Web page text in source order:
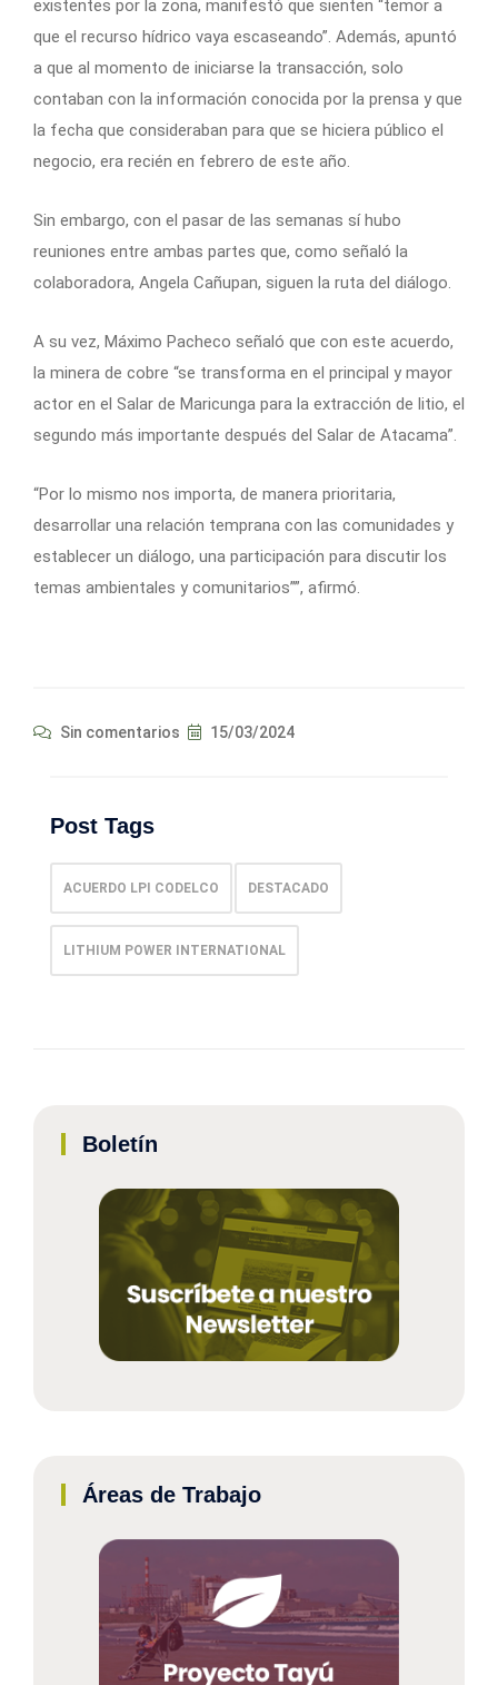
existentes por la zona, manifestó que sienten “temor a
que el recurso hídrico vaya escaseando”. Además, apuntó
a que al momento de iniciarse la transacción, solo
contaban con la información conocida por la prensa y que
la fecha que consideraban para que se hiciera público el
negocio, era recién en febrero de este año.
Sin embargo, con el pasar de las semanas sí hubo
reuniones entre ambas partes que, como señaló la
colaboradora, Angela Cañupan, siguen la ruta del diálogo.
A su vez, Máximo Pacheco señaló que con este acuerdo,
la minera de cobre “se transforma en el principal y mayor
actor en el Salar de Maricunga para la extracción de litio, el
segundo más importante después del Salar de Atacama”.
“Por lo mismo nos importa, de manera prioritaria,
desarrollar una relación temprana con las comunidades y
establecer un diálogo, una participación para discutir los
temas ambientales y comunitarios””, afirmó.
Sin comentarios 15/03/2024
Post Tags
ACUERDO LPI CODELCO DESTACADO
LITHIUM POWER INTERNATIONAL
Boletín
Áreas de Trabajo